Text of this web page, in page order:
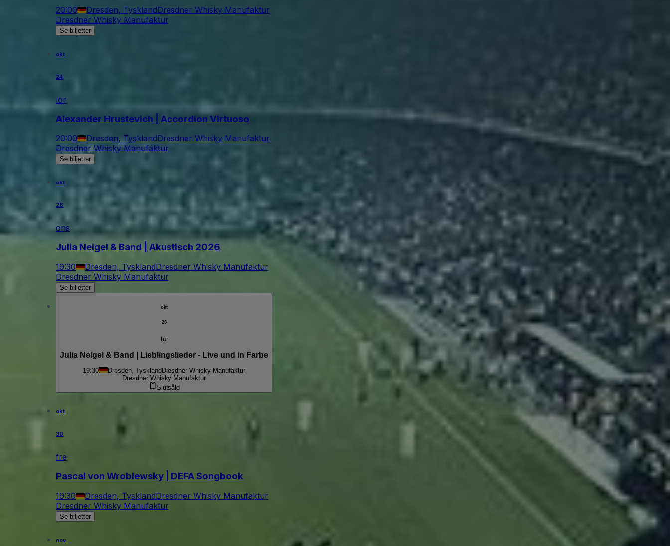
20:00 Dresden, TysklandDresdner Whisky Manufaktur
Dresdner Whisky Manufaktur
Se biljetter
okt
24
lör
Alexander Hrustevich | Accordion Virtuoso
20:00 Dresden, TysklandDresdner Whisky Manufaktur
Dresdner Whisky Manufaktur
Se biljetter
okt
28
ons
Julia Neigel & Band | Akustisch 2026
19:30 Dresden, TysklandDresdner Whisky Manufaktur
Dresdner Whisky Manufaktur
Se biljetter
okt
29
tor
Julia Neigel & Band | Lieblingslieder - Live und in Farbe
19:30 Dresden, Tyskland Dresdner Whisky Manufaktur
Dresdner Whisky Manufaktur
Slutsåld
okt
30
fre
Pascal von Wroblewsky | DEFA Songbook
19:30 Dresden, TysklandDresdner Whisky Manufaktur
Dresdner Whisky Manufaktur
Se biljetter
nov